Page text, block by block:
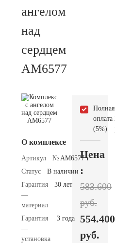
ангелом
над
сердцем
AM6577
О комплексе
Артикул
№ AM6577
Статус
В наличии
Гарантия
—
материал
30 лет
Гарантия
—
установка
3 года
Полная
оплата
(5%)
Цена
:
583.600
руб.
554.400
руб.